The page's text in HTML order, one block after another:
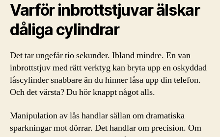
Varför inbrottstjuvar älskar
dåliga cylindrar
Det tar ungefär tio sekunder. Ibland mindre. En van
inbrottstjuv med rätt verktyg kan bryta upp en oskyddad
låscylinder snabbare än du hinner låsa upp din telefon.
Och det värsta? Du hör knappt något alls.
Manipulation av lås handlar sällan om dramatiska
sparkningar mot dörrar. Det handlar om precision. Om